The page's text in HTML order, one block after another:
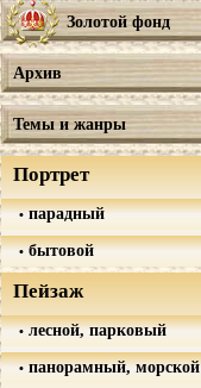
Золотой фонд
Архив
Темы и жанры
Портрет
парадный
бытовой
Пейзаж
лесной, парковый
панорамный, морской